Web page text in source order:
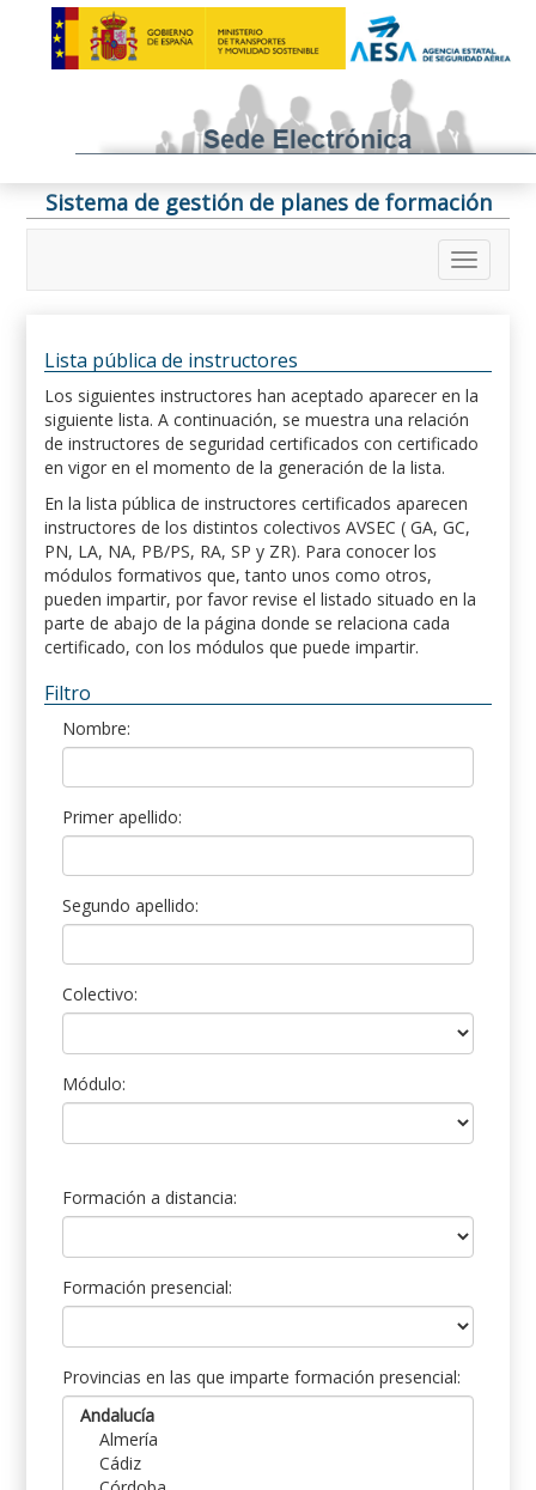
Sistema de gestión de planes de formación
Lista pública de instructores
Los siguientes instructores han aceptado aparecer en la
siguiente lista. A continuación, se muestra una relación
de instructores de seguridad certificados con certificado
en vigor en el momento de la generación de la lista.
En la lista pública de instructores certificados aparecen
instructores de los distintos colectivos AVSEC ( GA, GC,
PN, LA, NA, PB/PS, RA, SP y ZR). Para conocer los
módulos formativos que, tanto unos como otros,
pueden impartir, por favor revise el listado situado en la
parte de abajo de la página donde se relaciona cada
certificado, con los módulos que puede impartir.
Filtro
Nombre:
Primer apellido:
Segundo apellido:
Colectivo:
Módulo:
Formación a distancia:
Formación presencial:
Provincias en las que imparte formación presencial: